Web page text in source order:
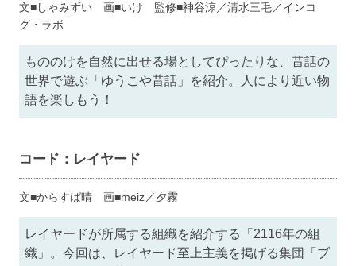
文■しゃみずい 画■いけ 監修■神谷涼／清水三毛／インコ
グ・ラボ
もののけを自然に出せる場としてぴったりな、昔話の
世界で遊ぶ「ゆうこや昔話」を紹介。人により近い物
語を楽しもう！
コード：レイヤード
文■からすば晴 画■meiz／夕霧
レイヤードが所属する組織を紹介する「2116年の組
織」。今回は、レイヤード至上主義を掲げる集団「ブ